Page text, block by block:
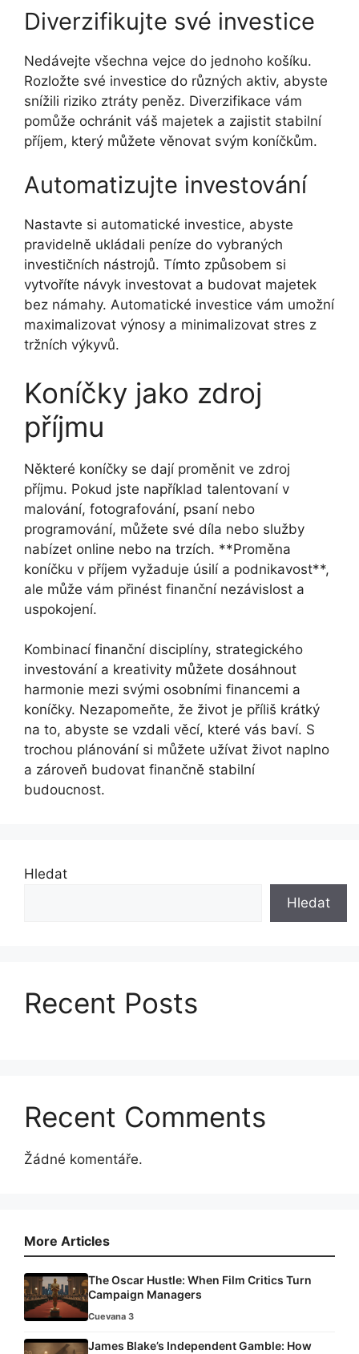
Diverzifikujte své investice
Nedávejte všechna vejce do jednoho košíku.
Rozložte své investice do různých aktiv, abyste
snížili riziko ztráty peněz. Diverzifikace vám
pomůže ochránit váš majetek a zajistit stabilní
příjem, který můžete věnovat svým koníčkům.
Automatizujte investování
Nastavte si automatické investice, abyste
pravidelně ukládali peníze do vybraných
investičních nástrojů. Tímto způsobem si
vytvoříte návyk investovat a budovat majetek
bez námahy. Automatické investice vám umožní
maximalizovat výnosy a minimalizovat stres z
tržních výkyvů.
Koníčky jako zdroj
příjmu
Některé koníčky se dají proměnit ve zdroj
příjmu. Pokud jste například talentovaní v
malování, fotografování, psaní nebo
programování, můžete své díla nebo služby
nabízet online nebo na trzích. **Proměna
koníčku v příjem vyžaduje úsilí a podnikavost**,
ale může vám přinést finanční nezávislost a
uspokojení.
Kombinací finanční disciplíny, strategického
investování a kreativity můžete dosáhnout
harmonie mezi svými osobními financemi a
koníčky. Nezapomeňte, že život je příliš krátký
na to, abyste se vzdali věcí, které vás baví. S
trochou plánování si můžete užívat život naplno
a zároveň budovat finančně stabilní
budoucnost.
Hledat
Hledat
Recent Posts
Recent Comments
Žádné komentáře.
More Articles
The Oscar Hustle: When Film Critics Turn
Campaign Managers
Cuevana 3
James Blake’s Independent Gamble: How